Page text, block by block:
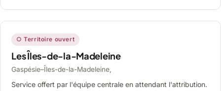
○ Territoire ouvert
Les Îles-de-la-Madeleine
Gaspésie–Îles-de-la-Madeleine,
Service offert par l'équipe centrale en attendant l'attribution.